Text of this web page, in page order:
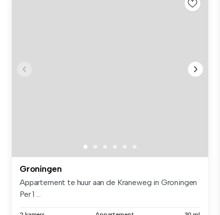
Groningen
Appartement te huur aan de Kraneweg in Groningen
Per 1 ...